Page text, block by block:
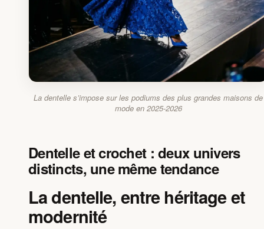
La dentelle s’impose sur les podiums des plus grandes maisons de
mode en 2025-2026
Dentelle et crochet : deux univers
distincts, une même tendance
La dentelle, entre héritage et
modernité